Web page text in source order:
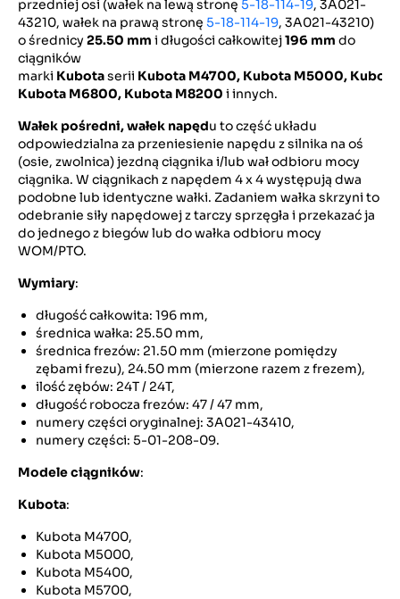
przedniej osi (wałek na lewą stronę 5-18-114-19, 3A021-
43210, wałek na prawą stronę 5-18-114-19, 3A021-43210)
o średnicy 25.50 mm i długości całkowitej196 mm do
ciągników
marki Kubotaserii Kubota M4700, Kubota M5000, Kubota
Kubota M6800, Kubota M8200 i innych.
Wałek pośredni, wałek napędu to część układu
odpowiedzialna za przeniesienie napędu z silnika na oś
(osie, zwolnica) jezdną ciągnika i/lub wał odbioru mocy
ciągnika. W ciągnikach z napędem 4 x 4 występują dwa
podobne lub identyczne wałki. Zadaniem wałka skrzyni to
odebranie siły napędowej z tarczy sprzęgła i przekazać ja
do jednego z biegów lub do wałka odbioru mocy
WOM/PTO.
Wymiary:
długość całkowita: 196 mm,
średnica wałka: 25.50 mm,
średnica frezów: 21.50 mm (mierzone pomiędzy
zębami frezu), 24.50 mm (mierzone razem z frezem),
ilość zębów: 24T / 24T,
długość robocza frezów: 47 / 47 mm,
numery części oryginalnej: 3A021-43410,
numery części: 5-01-208-09.
Modele ciągników:
Kubota:
Kubota M4700,
Kubota M5000,
Kubota M5400,
Kubota M5700,